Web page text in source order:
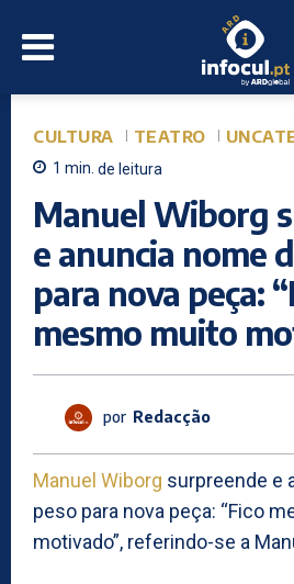
CULTURA TEATRO
1 min. de leitura
Manuel Wiborg
e anuncia nome
para nova peça:
mesmo muito
por Redacção
Manuel Wiborg surpreende e
peso para nova peça: “Fico
motivado”, referindo-se a